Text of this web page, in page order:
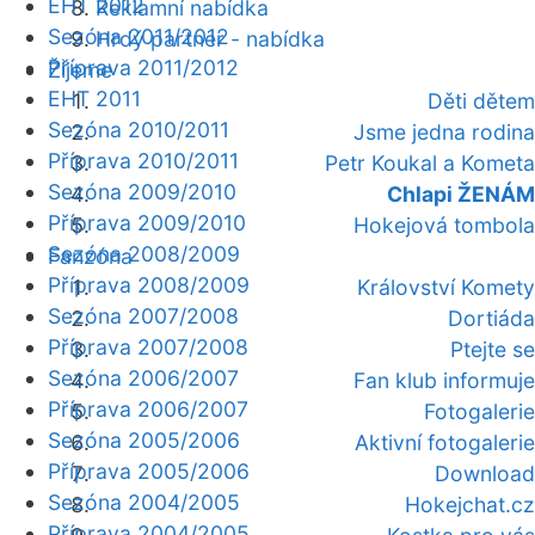
Reklamní nabídka
Hrdý partner - nabídka
Žijeme
Děti dětem
Jsme jedna rodina
Petr Koukal a Kometa
Chlapi ŽENÁM
Hokejová tombola
Fanzóna
Království Komety
Dortiáda
Ptejte se
Fan klub informuje
Fotogalerie
Aktivní fotogalerie
Download
Hokejchat.cz
EHT 2012
Sezóna 2011/2012
Příprava 2011/2012
EHT 2011
Sezóna 2010/2011
Příprava 2010/2011
Sezóna 2009/2010
Příprava 2009/2010
Sezóna 2008/2009
Příprava 2008/2009
Sezóna 2007/2008
Příprava 2007/2008
Sezóna 2006/2007
Příprava 2006/2007
Sezóna 2005/2006
Příprava 2005/2006
Sezóna 2004/2005